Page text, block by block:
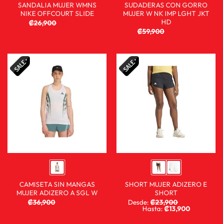
SANDALIA MUJER WMNS
NIKE OFFCOURT SLIDE
₡26,900
SUDADERAS CON GORRO
MUJER W NK IMP LGHT JKT
HD
₡59,900
CAMISETA SIN MANGAS
MUJER ADIZERO A SGL W
₡36,900
SHORT MUJER ADIZERO E
SHORT
Desde:₡23,900
Hasta:₡13,900